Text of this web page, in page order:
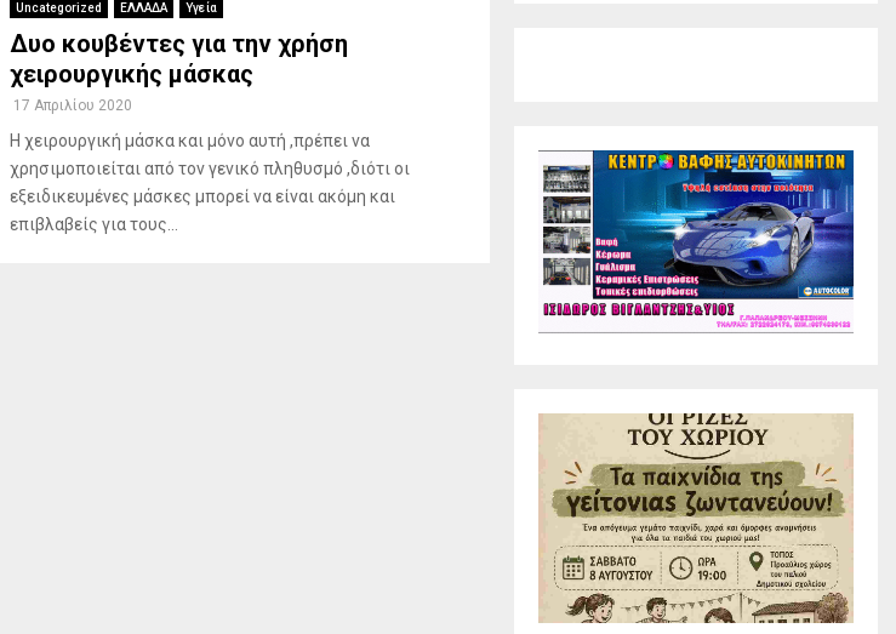
Uncategorized ΕΛΛΑΔΑ Υγεία
Δυο κουβέντες για την χρήση
χειρουργικής μάσκας
17 Απριλίου 2020
Η χειρουργική μάσκα και μόνο αυτή ,πρέπει να
χρησιμοποιείται από τον γενικό πληθυσμό ,διότι οι
εξειδικευμένες μάσκες μπορεί να είναι ακόμη και
επιβλαβείς για τους...